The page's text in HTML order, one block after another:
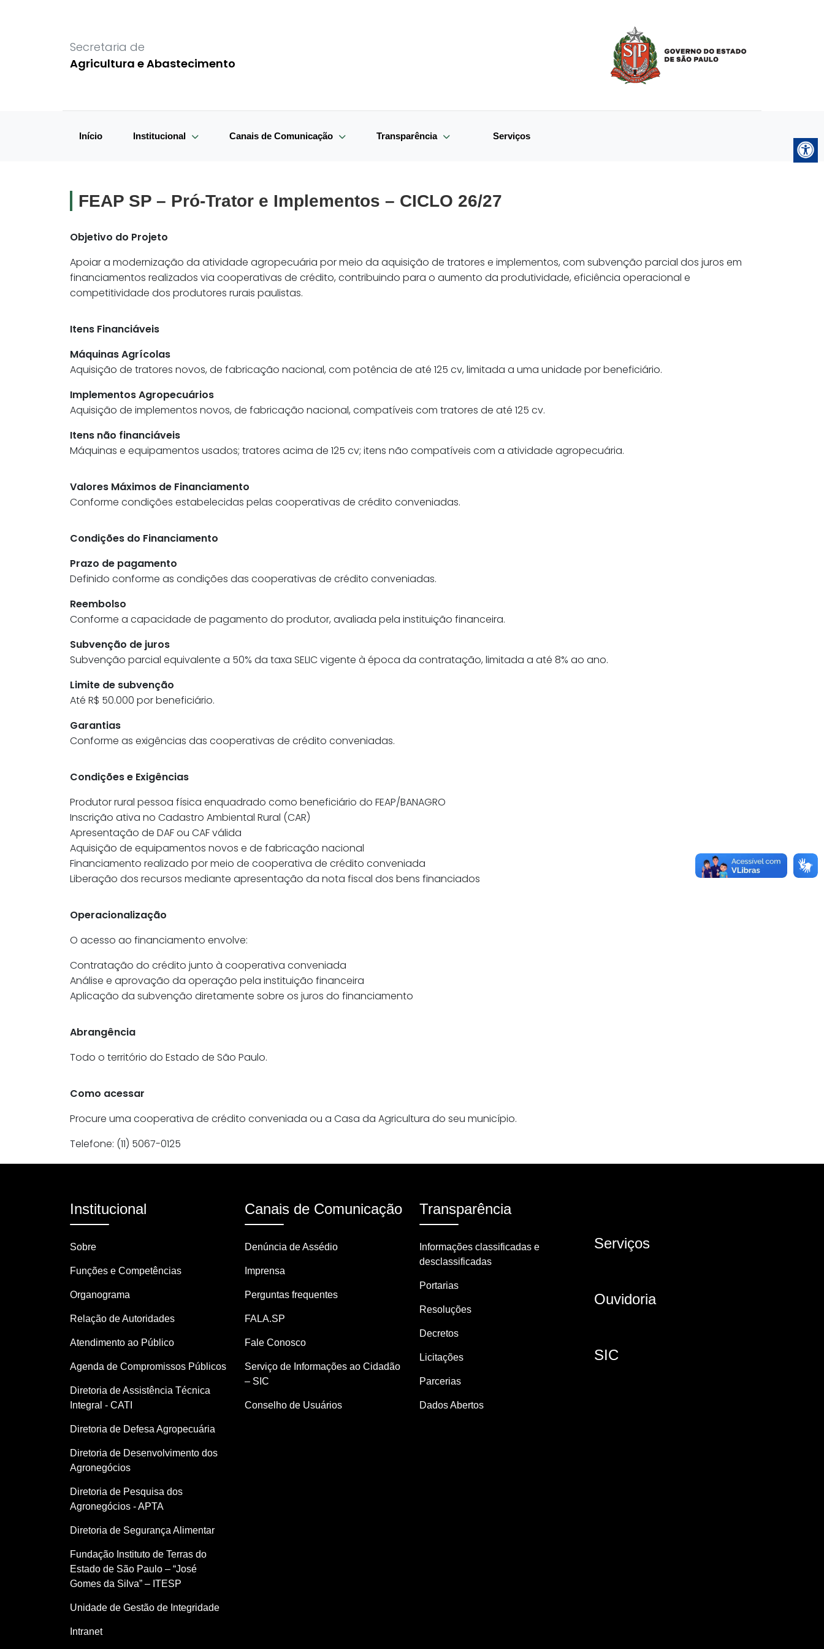
Secretaria de
Agricultura e Abastecimento
Início Institucional Canais de Comunicação Transparência Serviços
FEAP SP – Pró-Trator e Implementos – CICLO 26/27
Objetivo do Projeto
Apoiar a modernização da atividade agropecuária por meio da aquisição de tratores e implementos, com subvenção parcial dos juros em
financiamentos realizados via cooperativas de crédito, contribuindo para o aumento da produtividade, eficiência operacional e
competitividade dos produtores rurais paulistas.
Itens Financiáveis
Máquinas Agrícolas
Aquisição de tratores novos, de fabricação nacional, com potência de até 125 cv, limitada a uma unidade por beneficiário.
Implementos Agropecuários
Aquisição de implementos novos, de fabricação nacional, compatíveis com tratores de até 125 cv.
Itens não financiáveis
Máquinas e equipamentos usados; tratores acima de 125 cv; itens não compatíveis com a atividade agropecuária.
Valores Máximos de Financiamento
Conforme condições estabelecidas pelas cooperativas de crédito conveniadas.
Condições do Financiamento
Prazo de pagamento
Definido conforme as condições das cooperativas de crédito conveniadas.
Reembolso
Conforme a capacidade de pagamento do produtor, avaliada pela instituição financeira.
Subvenção de juros
Subvenção parcial equivalente a 50% da taxa SELIC vigente à época da contratação, limitada a até 8% ao ano.
Limite de subvenção
Até R$ 50.000 por beneficiário.
Garantias
Conforme as exigências das cooperativas de crédito conveniadas.
Condições e Exigências
Produtor rural pessoa física enquadrado como beneficiário do FEAP/BANAGRO
Inscrição ativa no Cadastro Ambiental Rural (CAR)
Apresentação de DAF ou CAF válida
Aquisição de equipamentos novos e de fabricação nacional
Financiamento realizado por meio de cooperativa de crédito conveniada
Liberação dos recursos mediante apresentação da nota fiscal dos bens financiados
Operacionalização
O acesso ao financiamento envolve:
Contratação do crédito junto à cooperativa conveniada
Análise e aprovação da operação pela instituição financeira
Aplicação da subvenção diretamente sobre os juros do financiamento
Abrangência
Todo o território do Estado de São Paulo.
Como acessar
Procure uma cooperativa de crédito conveniada ou a Casa da Agricultura do seu município.
Telefone: (11) 5067-0125
Institucional
Sobre
Funções e Competências
Organograma
Relação de Autoridades
Atendimento ao Público
Agenda de Compromissos Públicos
Diretoria de Assistência Técnica
Integral - CATI
Diretoria de Defesa Agropecuária
Diretoria de Desenvolvimento dos
Agronegócios
Diretoria de Pesquisa dos
Agronegócios - APTA
Diretoria de Segurança Alimentar
Fundação Instituto de Terras do
Estado de São Paulo – “José
Gomes da Silva” – ITESP
Unidade de Gestão de Integridade
Intranet
Canais de Comunicação
Denúncia de Assédio
Imprensa
Perguntas frequentes
FALA.SP
Fale Conosco
Serviço de Informações ao Cidadão
– SIC
Conselho de Usuários
Transparência
Informações classificadas e
desclassificadas
Portarias
Resoluções
Decretos
Licitações
Parcerias
Dados Abertos
Serviços
Ouvidoria
SIC